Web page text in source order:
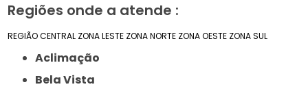
Regiões onde a atende :
REGIÃO CENTRAL ZONA LESTE ZONA NORTE ZONA OESTE ZONA SUL
Aclimação
Bela Vista